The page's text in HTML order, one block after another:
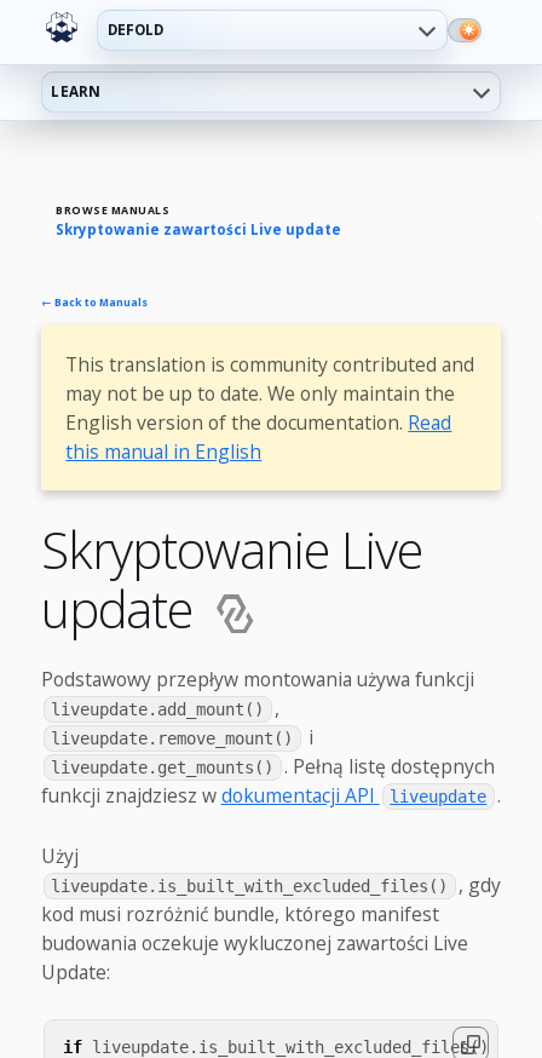
DEFOLD
LEARN
BROWSE MANUALS
Skryptowanie zawartości Live update
← Back to Manuals
This translation is community contributed and
may not be up to date. We only maintain the
English version of the documentation. Read
this manual in English
Skryptowanie Live
update
Podstawowy przepływ montowania używa funkcji
liveupdate.add_mount() ,
liveupdate.remove_mount() i
liveupdate.get_mounts()
. Pełną listę dostępnych
funkcji znajdziesz wdokumentacji API liveupdate .
Użyj
liveupdate.is_built_with_excluded_files()
, gdy
kod musi rozróżnić bundle, którego manifest
budowania oczekuje wykluczonej zawartości Live
Update:
if liveupdate. is_built_with_excluded_files()